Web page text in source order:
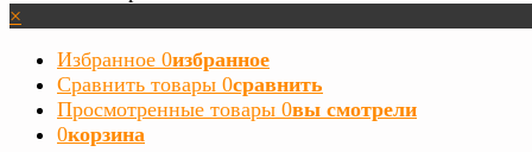
×
Избранное 0избранное
Сравнить товары 0сравнить
Просмотренные товары 0вы смотрели
0корзина